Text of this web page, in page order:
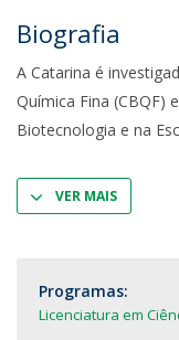
Biografia
A Catarina é
Química Fina (CBQF)
Biotecnologia e na
VER MAIS
Programas:
Licenciatura em